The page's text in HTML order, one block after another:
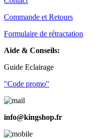
Commande et Retours
Formulaire de rétractation
Aide & Conseils:
Guide Eclairage
"Code promo"
info@kingshop.fr